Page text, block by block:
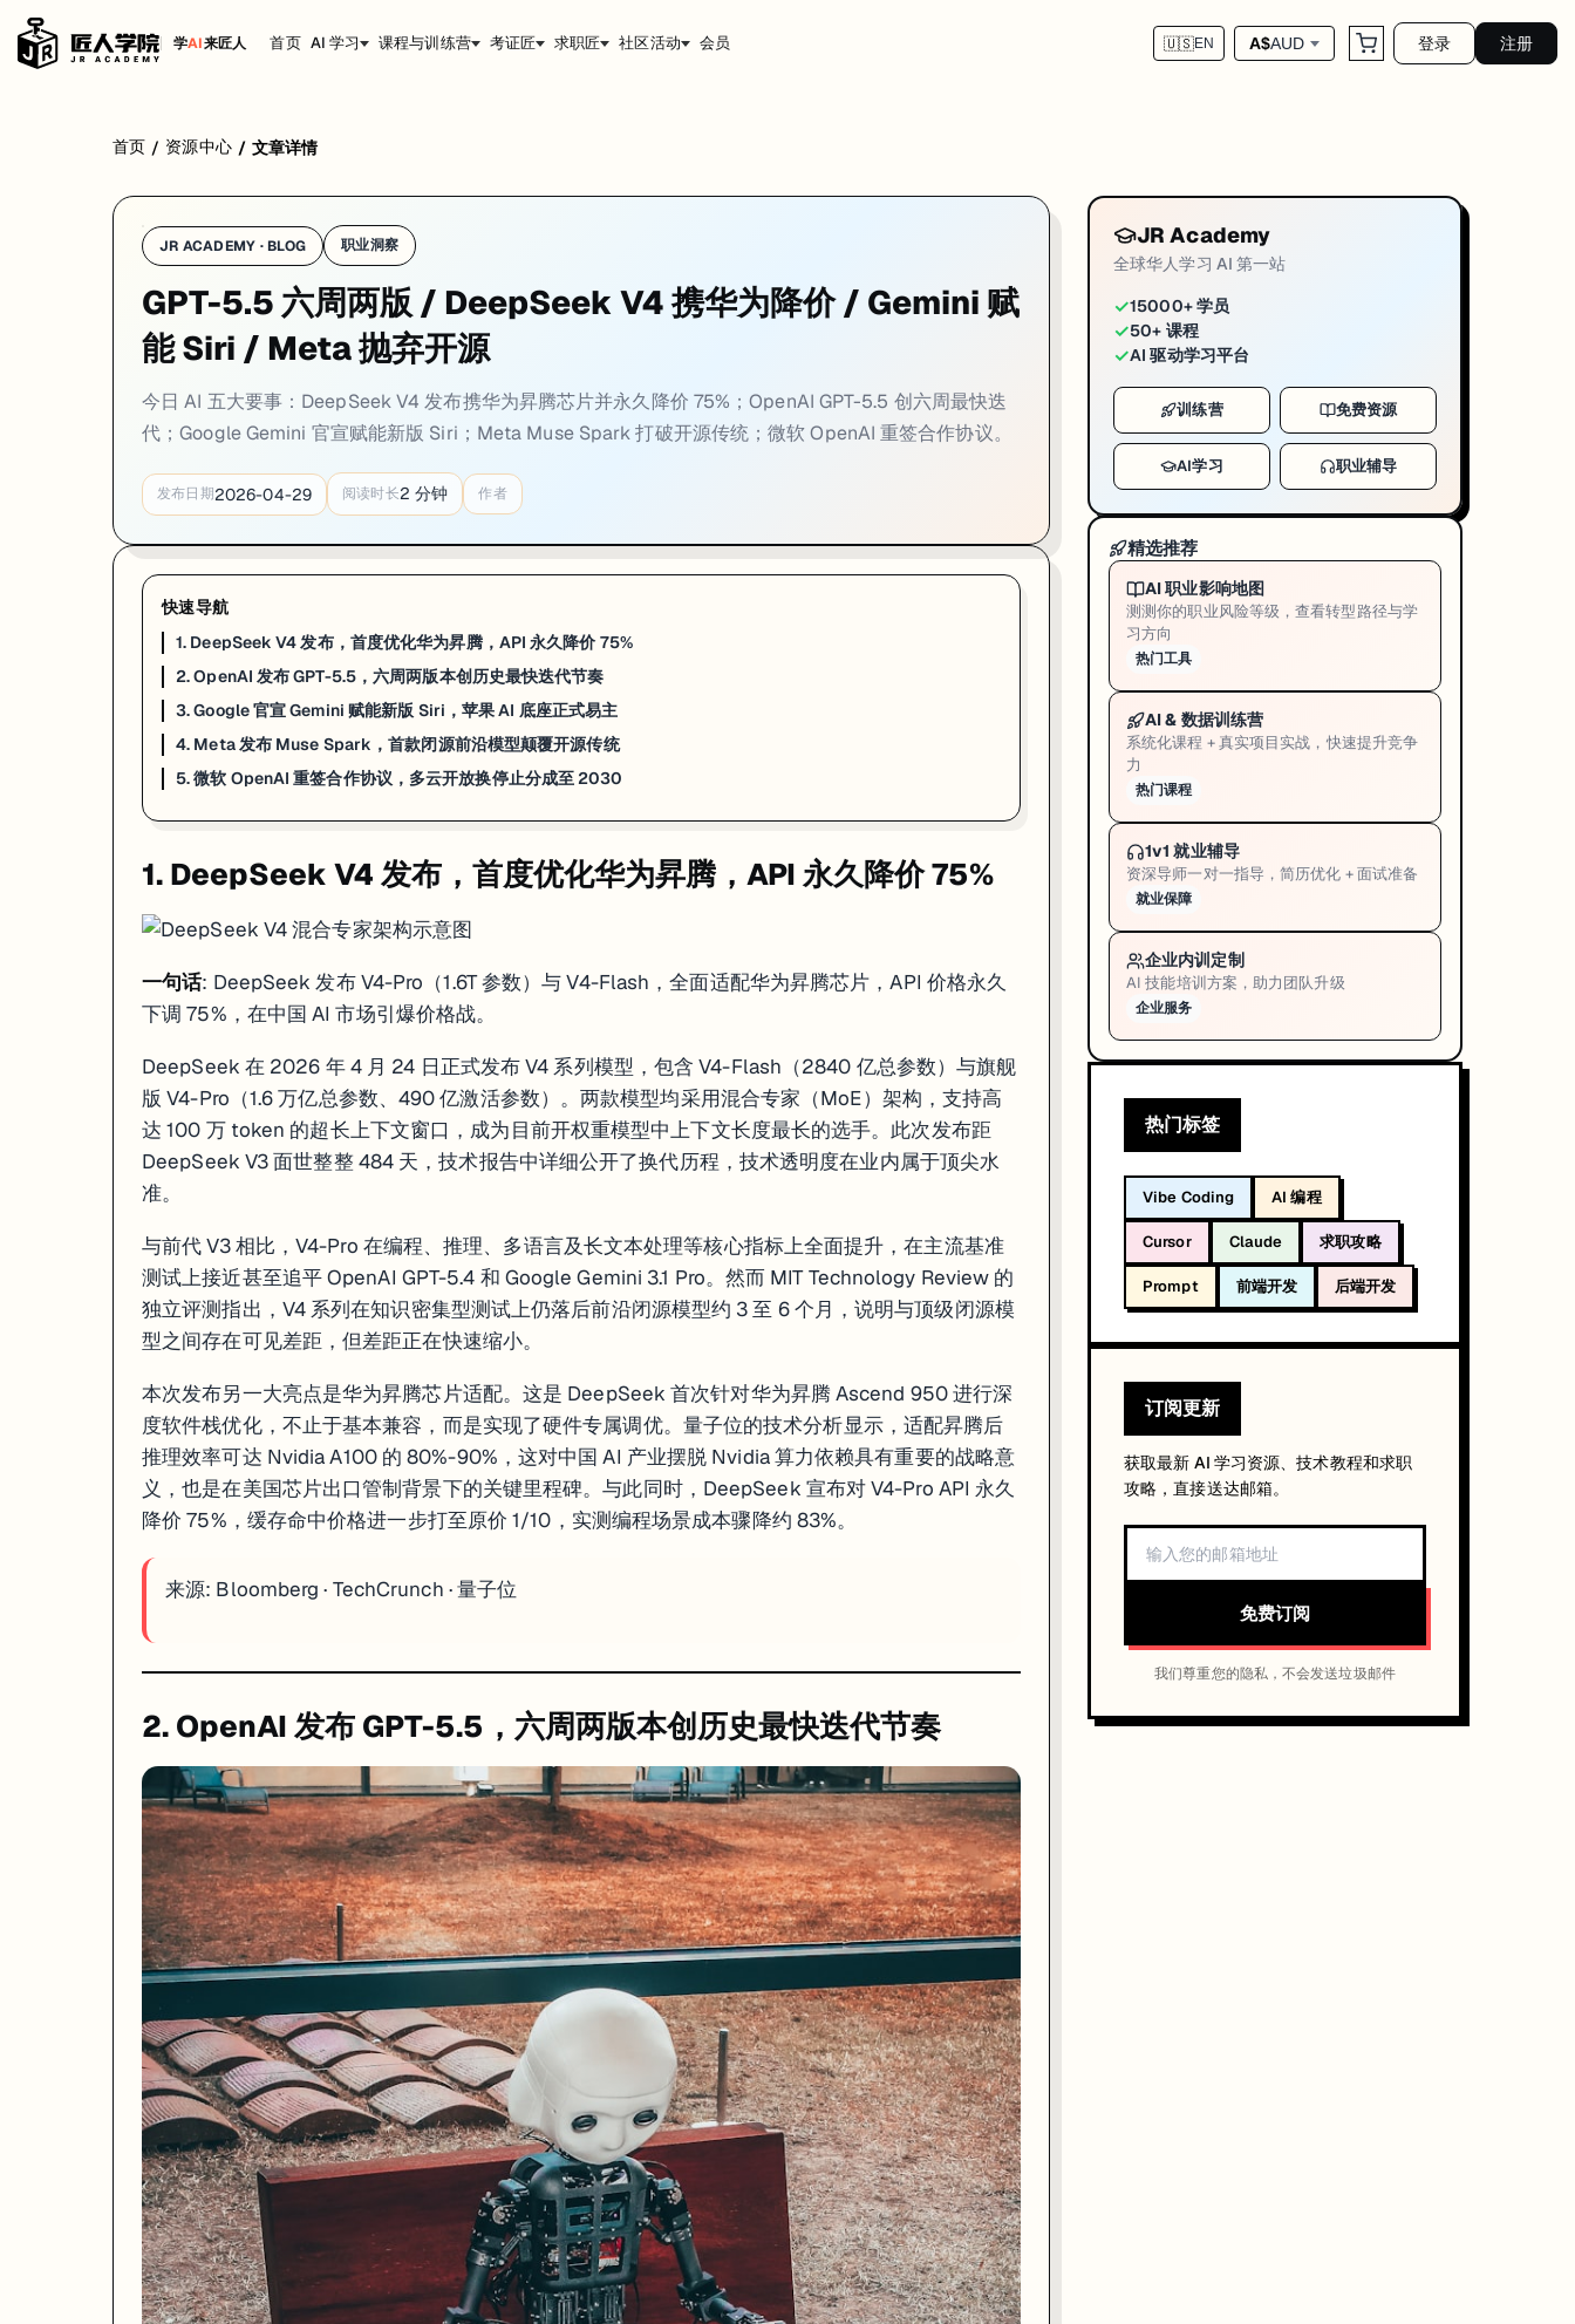
学AI来匠人 首页 AI 学习 课程与训练营 考证匠 求职匠 社区活动 会员 🇺🇸EN A$AUD 登录 注册
: DeepSeek 发布 V4-Pro（1.6T 参数）与 V4-Flash，全面适配华为昇腾芯片，API 价格永久下调 75%，在中国 AI 市场引爆价格战。
DeepSeek 在 2026 年 4 月 24 日正式发布 V4 系列模型，包含 V4-Flash（2840 亿总参数）与旗舰版 V4-Pro（1.6 万亿总参数、490 亿激活参数）。两款模型均采用混合专家（MoE）架构，支持高达 100 万
与前代 V3 相比，V4-Pro 在编程、推理、多语言及长文本处理等核心指标上全面提升，在主流基准测试上接近甚至追平 OpenAI GPT-5.4 和 Google Gemini 3.1 Pro。然而 MIT Technology Review 的独立评测指出
本次发布另一大亮点是华为昇腾芯片适配。这是 DeepSeek 首次针对华为昇腾 Ascend 950 进行深度软件栈优化，不止于基本兼容，而是实现了硬件专属调优。量子位的技术分析显示，适配昇腾后推理效率可达
2. OpenAI 发布 GPT-5.5，六周两版本创历史最快迭代节奏
OpenAI 于 2026 年 4 月 23 日发布 GPT-5.5 与 GPT-5.5 Pro，这距 GPT-5.4 的发布仅过去六周，刷新了 OpenAI 旗舰模型的最快主版本迭代纪录。GPT-5.5 在 ChatGPT 所有付费套餐中上线，同步于 4 月 24 日
从能力维度看，GPT-5.5 在代码撰写与调试、联网研究、数据分析、文档与表格生成、软件操控以及跨工具流程自动化上均超越前代。这些增益并非均匀分布，而是在需要多步骤规划和长程记忆的 Agent 场景中
这种节奏背后是 OpenAI 与微软签订修订协议后获得的更大云资源灵活性——新协议允许 OpenAI 在 Azure 之外使用 AWS、GCP 等云服务，意味着 OpenAI 可以更快地将训练和推理规模扩展到全球。值得注意的
Fortune ·CNBC·OpenAI
3. Google 官宣 Gemini 赋能新版 Siri，苹果 AI 底座正式易主
首页 / 资源中心 / 文章详情
JR ACADEMY · BLOG 职业洞察
GPT-5.5 六周两版 / DeepSeek V4 携华为降价 / Gemini 赋
能 Siri / Meta 抛弃开源
今日 AI 五大要事：DeepSeek V4 发布携华为昇腾芯片并永久降价 75%；OpenAI GPT-5.5 创六周最快迭
代；Google Gemini 官宣赋能新版 Siri；Meta Muse Spark 打破开源传统；微软 OpenAI 重签合作协议。
发布日期2026-04-29 阅读时长2 分钟 作者
快速导航
1. DeepSeek V4 发布，首度优化华为昇腾，API 永久降价 75%
2. OpenAI 发布 GPT-5.5，六周两版本创历史最快迭代节奏
3. Google 官宣 Gemini 赋能新版 Siri，苹果 AI 底座正式易主
4. Meta 发布 Muse Spark，首款闭源前沿模型颠覆开源传统
5. 微软 OpenAI 重签合作协议，多云开放换停止分成至 2030
1. DeepSeek V4 发布，首度优化华为昇腾，API 永久降价 75%
一句话: DeepSeek 发布 V4-Pro（1.6T 参数）与 V4-Flash，全面适配华为昇腾芯片，API 价格永久
下调 75%，在中国 AI 市场引爆价格战。
DeepSeek 在 2026 年 4 月 24 日正式发布 V4 系列模型，包含 V4-Flash（2840 亿总参数）与旗舰
版 V4-Pro（1.6 万亿总参数、490 亿激活参数）。两款模型均采用混合专家（MoE）架构，支持高
达 100 万 token 的超长上下文窗口，成为目前开权重模型中上下文长度最长的选手。此次发布距
DeepSeek V3 面世整整 484 天，技术报告中详细公开了换代历程，技术透明度在业内属于顶尖水
准。
与前代 V3 相比，V4-Pro 在编程、推理、多语言及长文本处理等核心指标上全面提升，在主流基准
测试上接近甚至追平 OpenAI GPT-5.4 和 Google Gemini 3.1 Pro。然而 MIT Technology Review 的
独立评测指出，V4 系列在知识密集型测试上仍落后前沿闭源模型约 3 至 6 个月，说明与顶级闭源模
型之间存在可见差距，但差距正在快速缩小。
本次发布另一大亮点是华为昇腾芯片适配。这是 DeepSeek 首次针对华为昇腾 Ascend 950 进行深
度软件栈优化，不止于基本兼容，而是实现了硬件专属调优。量子位的技术分析显示，适配昇腾后
推理效率可达 Nvidia A100 的 80%-90%，这对中国 AI 产业摆脱 Nvidia 算力依赖具有重要的战略意
义，也是在美国芯片出口管制背景下的关键里程碑。与此同时，DeepSeek 宣布对 V4-Pro API 永久
降价 75%，缓存命中价格进一步打至原价 1/10，实测编程场景成本骤降约 83%。
来源: Bloomberg · TechCrunch ·量子位
2. OpenAI 发布 GPT-5.5，六周两版本创历史最快迭代节奏
JR Academy
全球华人学习 AI 第一站
✓15000+ 学员
✓50+ 课程
✓AI 驱动学习平台
训练营 免费资源
AI学习 职业辅导
精选推荐
AI 职业影响地图
测测你的职业风险等级，查看转型路径与学
习方向
热门工具
AI & 数据训练营
系统化课程 + 真实项目实战，快速提升竞争
力
热门课程
1v1 就业辅导
资深导师一对一指导，简历优化 + 面试准备
就业保障
企业内训定制
AI 技能培训方案，助力团队升级
企业服务
热门标签
Vibe Coding AI 编程
Cursor Claude 求职攻略
Prompt 前端开发 后端开发
订阅更新
获取最新 AI 学习资源、技术教程和求职
攻略，直接送达邮箱。
免费订阅
我们尊重您的隐私，不会发送垃圾邮件